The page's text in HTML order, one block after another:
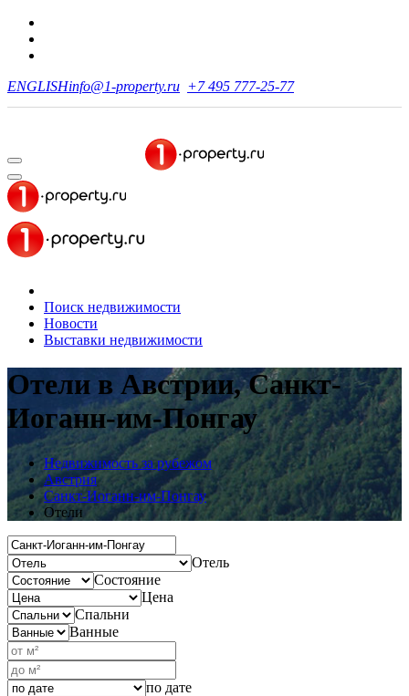
ENGLISHinfo@1-property.ru +7 495 777-25-77
Поиск недвижимости
Новости
Выставки недвижимости
Отели в Австрии, Санкт-
Иоганн-им-Понгау
Недвижимость за рубежом
Австрия
Санкт-Иоганн-им-Понгау
Отели
Отель
Состояние
Цена
Спальни
Ванные
по дате